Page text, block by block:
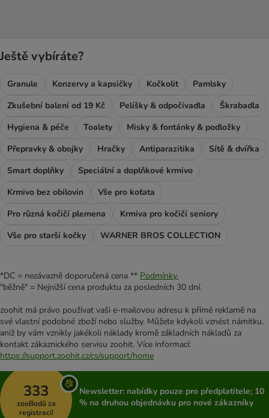
Ještě vybíráte?
Granule Konzervy a kapsičky Kočkolit
Pamlsky
Zkušební balení od 19 Kč
Pelíšky & odpočívadla
Škrabadla
Hygiena & péče
Toalety
Misky & fontánky & podložky
Přepravky & obojky
Hračky Antiparazitika
Sítě & dvířka
Smart doplňky
Speciální a doplňkové krmivo
Krmivo bez obilovin
Vše pro koťata
Pro různá kočičí plemena
Krmiva pro kočičí seniory
Vše pro starší kočky
WARNER BROS COLLECTION
*DC = nezávazně doporučená cena ** Podmínky.
"běžně" = Nejnižší cena produktu za posledních 30 dní.
zoohit má právo používat vaši e-mailovou adresu k přímé reklamě na
své vlastní podobné zboží nebo služby. Můžete kdykoli vznést námitku,
aniž by vám vznikly jakékoli náklady kromě základních nákladů za
kontakt zákaznického servisu zoohit. Více informací:
https://support.zoohit.cz/cs/support/home
333
zooBodů za
registraci!
Newsletter: nabídky pouze pro předplatitele; 10
% na druhou objednávku pro nové zákazníky